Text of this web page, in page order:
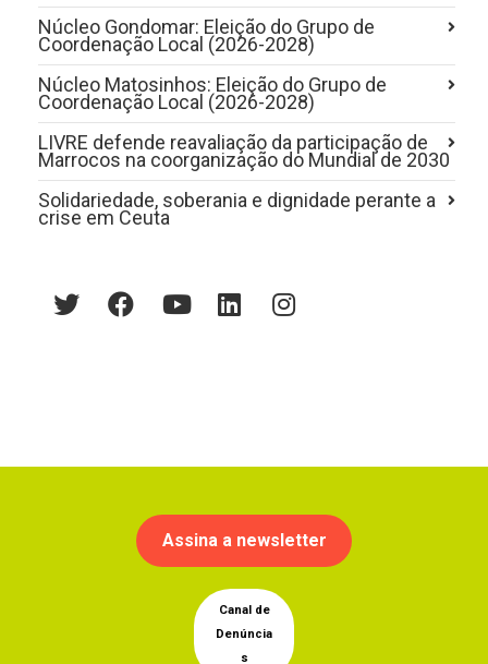
Núcleo Gondomar: Eleição do Grupo de
Coordenação Local (2026-2028)
Núcleo Matosinhos: Eleição do Grupo de
Coordenação Local (2026-2028)
LIVRE defende reavaliação da participação de
Marrocos na coorganização do Mundial de 2030
Solidariedade, soberania e dignidade perante a
crise em Ceuta
Assina a newsletter
Canal de
Denúncia
s